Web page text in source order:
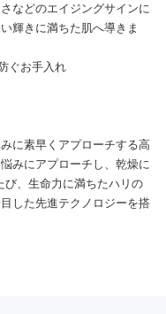
などのエイジングサインに
輝きに満ちた肌へ導きま
ぐお手入れ
に素早くアプローチする高
みにアプローチし、乾燥に
、生命力に満ちたハリの
した先進テクノロジーを搭